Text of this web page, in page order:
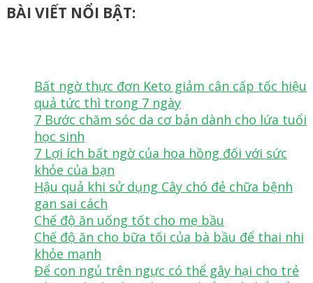
BÀI VIẾT NỔI BẬT:
Bất ngờ thực đơn Keto giảm cân cấp tốc hiệu
quả tức thì trong 7 ngày
7 Bước chăm sóc da cơ bản dành cho lứa tuổi
học sinh
7 Lợi ích bất ngờ của hoa hồng đối với sức
khỏe của bạn
Hậu quả khi sử dụng Cây chó đẻ chữa bệnh
gan sai cách
Chế độ ăn uống tốt cho mẹ bầu
Chế độ ăn cho bữa tối của bà bầu để thai nhi
khỏe mạnh
Để con ngủ trên ngực có thể gây hại cho trẻ